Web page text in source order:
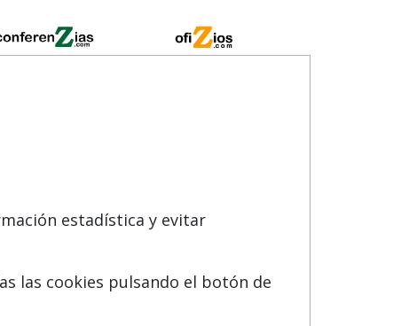
estadística y evitar
las cookies pulsando el botón de